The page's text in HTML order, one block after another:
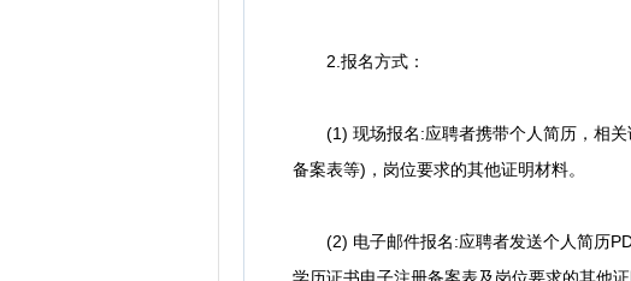
2.报名方式：
(1) 现场报名:应聘者携带个人简历，相关
备案表等)，岗位要求的其他证明材料。
(2) 电子邮件报名:应聘者发送个人简历